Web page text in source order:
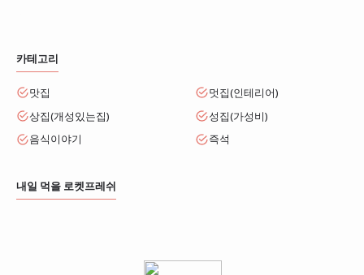
카테고리
맛집
멋집(인테리어)
상집(개성있는집)
성집(가성비)
음식이야기
즉석
내일 먹을 로켓프레쉬